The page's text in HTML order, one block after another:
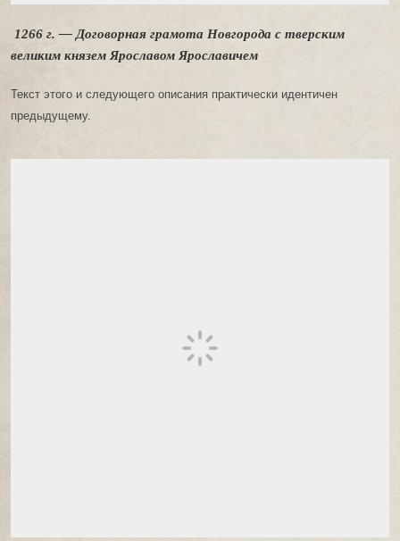
1266 г. — Договорная грамота Новгорода с тверским
великим князем Ярославом Ярославичем
Текст этого и следующего описания практически идентичен
предыдущему.